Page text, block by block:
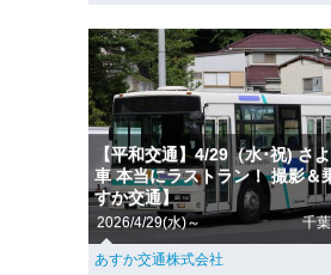
【平和交通】4/29（水･祝) さ
車 本当にラストラン！ 撮影＆
すか交通】
2026/4/29(水)～ 千
あすか交通株式会社